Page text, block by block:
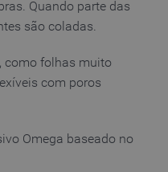
Quando parte das
são coladas.
como folhas muito
com poros
Omega baseado no